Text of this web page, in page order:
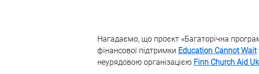
Нагадаємо, що проєкт «Багаторічна
фінансової підтримки Education Cannot Wait
неурядовою організацією Finn Church Aid